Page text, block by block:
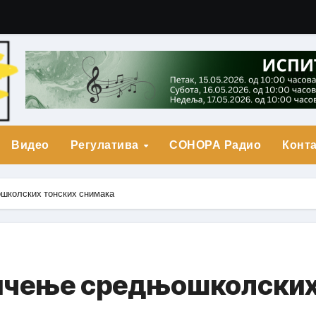
Друга Награда
Прва награда
Видео Регулатива СОНОРА Радио
тонских снимака